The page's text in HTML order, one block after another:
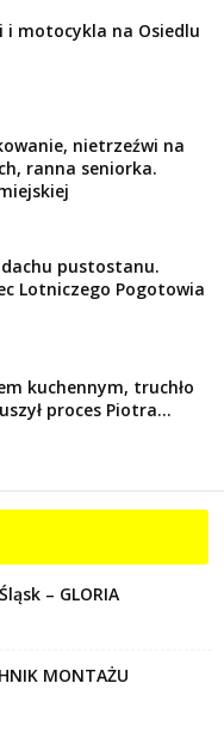
i motocykla na Osiedlu
nietrzeźwi na
ranna seniorka.
pustostanu.
Lotniczego Pogotowia
kuchennym, truchło
proces Piotra...
– GLORIA
MONTAŻU